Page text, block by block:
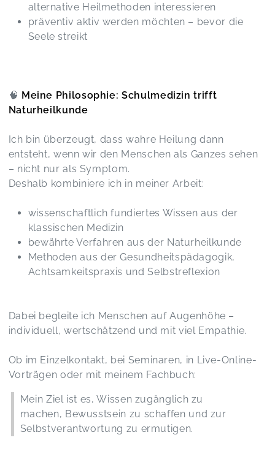
Austausch. Einfach schön. :-))
Massage-Ausbildungskurs
Silke,Mar 30
Magie & Heilkunde – Der verborgene Pfad
Franziska,Mar 03
Wie immer von A. See sehr ausführlich, gut
beleuchtet, Die Bedeutung des Herzens in
verschiedenen Religionen fand ich sehr
interssant. Den kurzen Einblick in die Anatomie
Empfehlung für diesen Vortrag, auch für Laien!
A.See s Vorträge und Seminare sind immer sehr
„Das Herz als Spiegel des Lebens"
Sabine,
Jeder Vortrag oder auch jedes
Wochenendseminar was ich bislang gebucht
Auf jeden Nachfrage wurde perfekt eingegangen
und auch die Skripte sind toll um im Nachhinein
nochmal etwas nachzulesen. Ich freue mich auf
alternative Heilmethoden interessieren
präventiv aktiv werden möchten – bevor die
Seele streikt
🧠 Meine Philosophie: Schulmedizin trifft
Naturheilkunde
Ich bin überzeugt, dass wahre Heilung dann
entsteht, wenn wir den Menschen als Ganzes sehen
– nicht nur als Symptom.
Deshalb kombiniere ich in meiner Arbeit:
wissenschaftlich fundiertes Wissen aus der
klassischen Medizin
bewährte Verfahren aus der Naturheilkunde
Methoden aus der Gesundheitspädagogik,
Achtsamkeitspraxis und Selbstreflexion
Dabei begleite ich Menschen auf Augenhöhe –
individuell, wertschätzend und mit viel Empathie.
Ob im Einzelkontakt, bei Seminaren, in Live-Online-
Vorträgen oder mit meinem Fachbuch:
Mein Ziel ist es, Wissen zugänglich zu
machen, Bewusstsein zu schaffen und zur
Selbstverantwortung zu ermutigen.